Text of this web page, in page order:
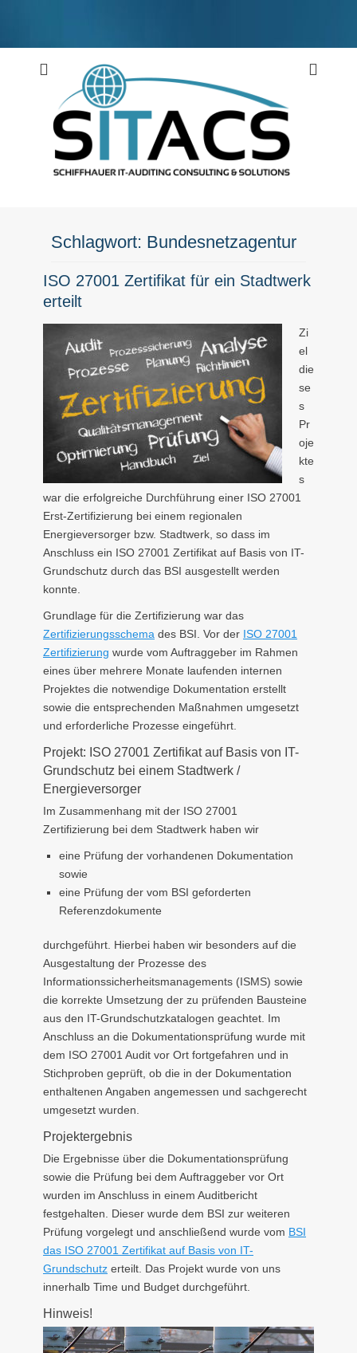
SITACS
Schiffhauer IT-Auditing Consulting & Solutions
Schlagwort: Bundesnetzagentur
ISO 27001 Zertifikat für ein Stadtwerk
erteilt
Zi
el
die
se
s
Pr
oje
kte
s
war die erfolgreiche Durchführung einer ISO 27001
Erst-Zertifizierung bei einem regionalen
Energieversorger bzw. Stadtwerk, so dass im
Anschluss ein ISO 27001 Zertifikat auf Basis von IT-
Grundschutz durch das BSI ausgestellt werden
konnte.
Grundlage für die Zertifizierung war das
Zertifizierungsschema des BSI. Vor der ISO 27001
Zertifizierung wurde vom Auftraggeber im Rahmen
eines über mehrere Monate laufenden internen
Projektes die notwendige Dokumentation erstellt
sowie die entsprechenden Maßnahmen umgesetzt
und erforderliche Prozesse eingeführt.
Projekt: ISO 27001 Zertifikat auf Basis von IT-
Grundschutz bei einem Stadtwerk /
Energieversorger
Im Zusammenhang mit der ISO 27001
Zertifizierung bei dem Stadtwerk haben wir
eine Prüfung der vorhandenen Dokumentation
sowie
eine Prüfung der vom BSI geforderten
Referenzdokumente
durchgeführt. Hierbei haben wir besonders auf die
Ausgestaltung der Prozesse des
Informationssicherheitsmanagements (ISMS) sowie
die korrekte Umsetzung der zu prüfenden Bausteine
aus den IT-Grundschutzkatalogen geachtet. Im
Anschluss an die Dokumentationsprüfung wurde mit
dem ISO 27001 Audit vor Ort fortgefahren und in
Stichproben geprüft, ob die in der Dokumentation
enthaltenen Angaben angemessen und sachgerecht
umgesetzt wurden.
Projektergebnis
Die Ergebnisse über die Dokumentationsprüfung
sowie die Prüfung bei dem Auftraggeber vor Ort
wurden im Anschluss in einem Auditbericht
festgehalten. Dieser wurde dem BSI zur weiteren
Prüfung vorgelegt und anschließend wurde vom BSI
das ISO 27001 Zertifikat auf Basis von IT-
Grundschutz erteilt. Das Projekt wurde von uns
innerhalb Time und Budget durchgeführt.
Hinweis!